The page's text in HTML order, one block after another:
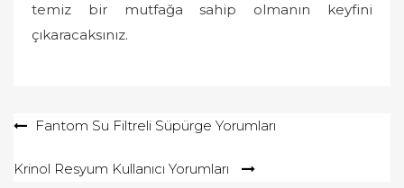
temiz bir mutfağa sahip olmanın keyfini
çıkaracaksınız.
YazıFantom Su Filtreli Süpürge Yorumları
Krinol Resyum Kullanıcı Yorumları